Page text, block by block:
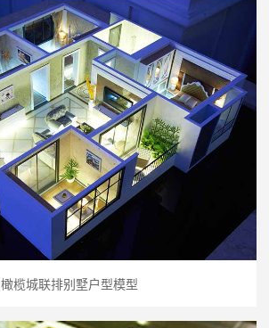
橄榄城联排别墅户型模型